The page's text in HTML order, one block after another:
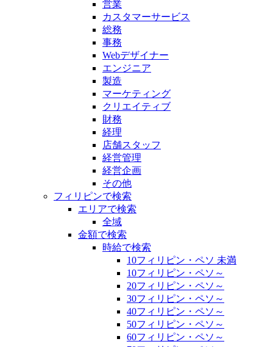
営業
カスタマーサービス
総務
事務
Webデザイナー
エンジニア
製造
マーケティング
クリエイティブ
財務
経理
店舗スタッフ
経営管理
経営企画
その他
フィリピンで検索
エリアで検索
全域
金額で検索
時給で検索
10フィリピン・ペソ 未満
10フィリピン・ペソ～
20フィリピン・ペソ～
30フィリピン・ペソ～
40フィリピン・ペソ～
50フィリピン・ペソ～
60フィリピン・ペソ～